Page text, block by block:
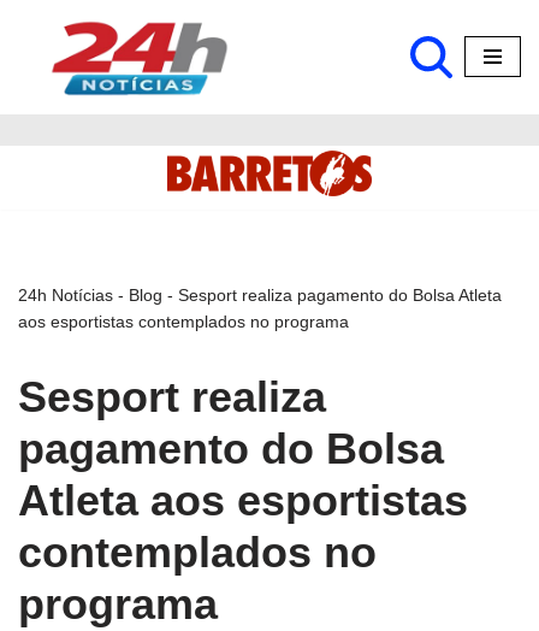
Pular
24h Notícias - Blog - Sesport realiza pagamento do Bolsa Atleta
aos esportistas contemplados no programa
Sesport realiza
pagamento do Bolsa
Atleta aos esportistas
contemplados no
programa